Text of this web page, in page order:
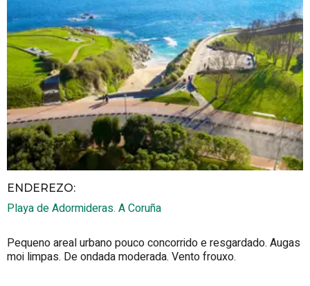
ENDEREZO:
Playa de Adormideras. A Coruña
Pequeno areal urbano pouco concorrido e resgardado. Augas
moi limpas. De ondada moderada. Vento frouxo.